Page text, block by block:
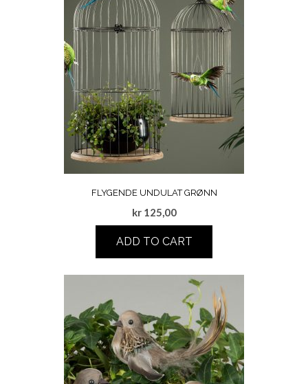
FLYGENDE UNDULAT GRØNN
kr125,00
ADD TO CART